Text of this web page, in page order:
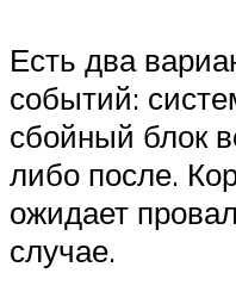
Есть два
событий:
сбойный блок
либо после.
ожидает
случае.